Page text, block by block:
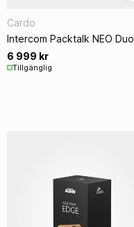
Cardo
Intercom Packtalk NEO Duo
6 999 kr
Tillgänglig